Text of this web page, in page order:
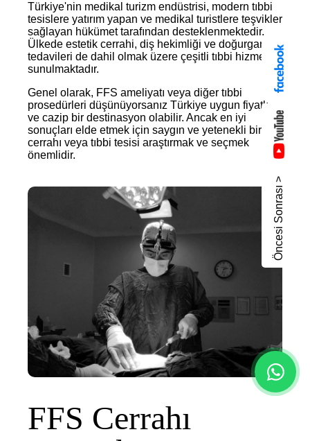
Türkiye'nin medikal turizm endüstrisi, modern tıbbi
tesislere yatırım yapan ve medikal turistlere teşvikler
sağlayan hükümet tarafından desteklenmektedir.
Ülkede estetik cerrahi, diş hekimliği ve doğurganlık
tedavileri de dahil olmak üzere çeşitli tıbbi hizmetler
sunulmaktadır.
Genel olarak, FFS ameliyatı veya diğer tıbbi
prosedürleri düşünüyorsanız Türkiye uygun fiyatlı
ve cazip bir destinasyon olabilir. Ancak en iyi
sonuçları elde etmek için saygın ve yetenekli bir
cerrahı veya tıbbi tesisi araştırmak ve seçmek
önemlidir.
FFS Cerrahı
Öncesi Sonrası >